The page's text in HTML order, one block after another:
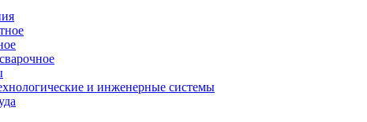
и инженерные системы